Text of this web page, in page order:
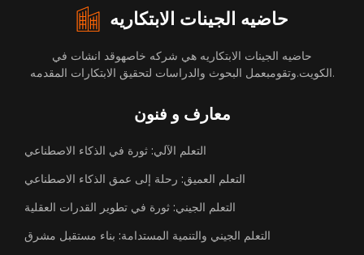
حاضيه الجينات الابتكاريه
حاضيه الجينات الابتكاريه هي شركه خاصهوقد انشات في
الكويت.وتقومبعمل البحوث والدراسات لتحقيق الابتكارات المقدمه.
معارف و فنون
التعلم الآلي: ثورة في الذكاء الاصطناعي
التعلم العميق: رحلة إلى عمق الذكاء الاصطناعي
التعلم الجيني: ثورة في تطوير القدرات العقلية
التعلم الجيني والتنمية المستدامة: بناء مستقبل مشرق